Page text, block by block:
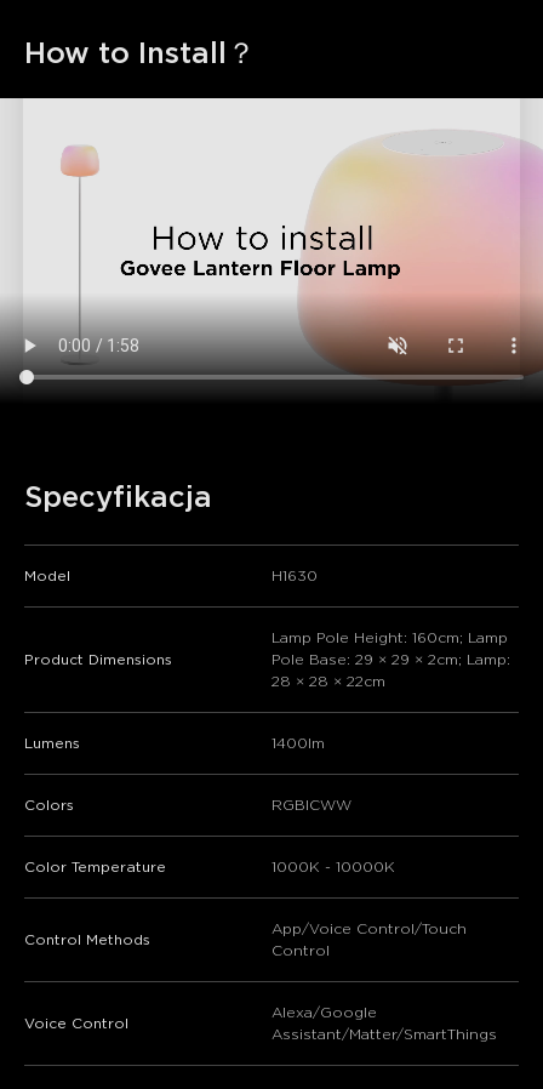
How to Install？
Specyfikacja
Model H1630
Product Dimensions
Lamp Pole Height: 160cm; Lamp
Pole Base: 29 × 29 × 2cm; Lamp:
28 × 28 × 22cm
Lumens 1400lm
Colors RGBICWW
Color Temperature 1000K - 10000K
Control Methods
App/Voice Control/Touch
Control
Voice Control
Alexa/Google
Assistant/Matter/SmartThings